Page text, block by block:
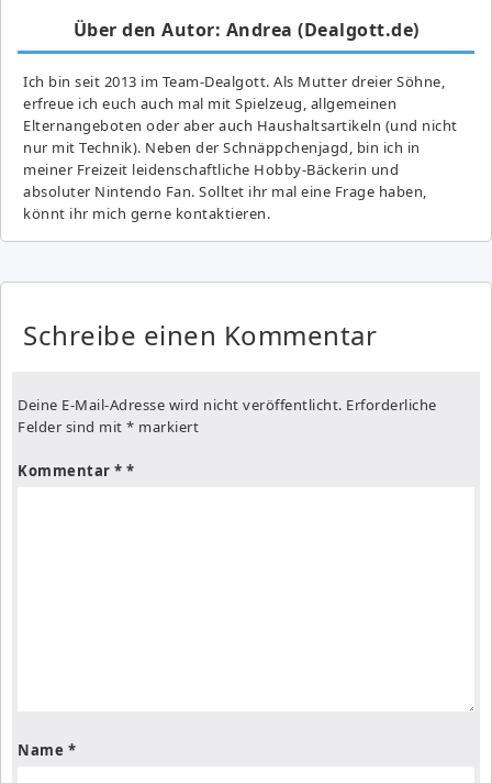
Über den Autor: Andrea (Dealgott.de)
Ich bin seit 2013 im Team-Dealgott. Als Mutter dreier Söhne,
erfreue ich euch auch mal mit Spielzeug, allgemeinen
Elternangeboten oder aber auch Haushaltsartikeln (und nicht
nur mit Technik). Neben der Schnäppchenjagd, bin ich in
meiner Freizeit leidenschaftliche Hobby-Bäckerin und
absoluter Nintendo Fan. Solltet ihr mal eine Frage haben,
könnt ihr mich gerne kontaktieren.
Schreibe einen Kommentar
Deine E-Mail-Adresse wird nicht veröffentlicht. Erforderliche
Felder sind mit * markiert
Kommentar *
Name *